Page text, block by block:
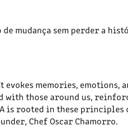
mudança sem perder a
memories, emotions,
with those around us,
is rooted in these
Chef Oscar Chamorro.